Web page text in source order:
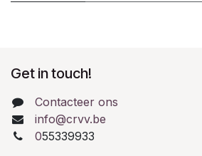
Get in touch!
Contacteer ons
info@crvv.be
055339933